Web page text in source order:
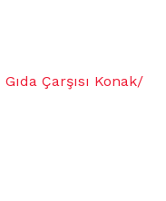
Çarşısı Konak/